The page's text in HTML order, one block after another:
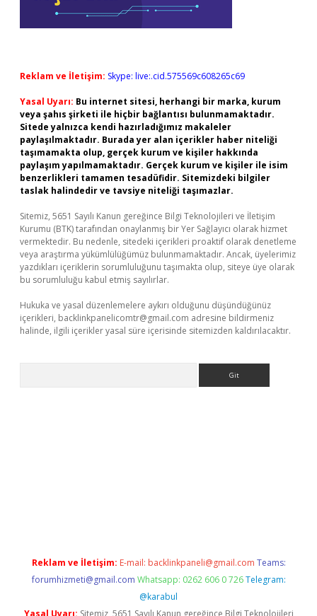
Reklam ve İletişim: Skype: live:.cid.575569c608265c69
Yasal Uyarı: Bu internet sitesi, herhangi bir marka, kurum
veya şahıs şirketi ile hiçbir bağlantısı bulunmamaktadır.
Sitede yalnızca kendi hazırladığımız makaleler
paylaşılmaktadır. Burada yer alan içerikler haber niteliği
taşımamakta olup, gerçek kurum ve kişiler hakkında
paylaşım yapılmamaktadır. Gerçek kurum ve kişiler ile isim
benzerlikleri tamamen tesadüfidir. Sitemizdeki bilgiler
taslak halindedir ve tavsiye niteliği taşımazlar.
Sitemiz, 5651 Sayılı Kanun gereğince Bilgi Teknolojileri ve İletişim
Kurumu (BTK) tarafından onaylanmış bir Yer Sağlayıcı olarak hizmet
vermektedir. Bu nedenle, sitedeki içerikleri proaktif olarak denetleme
veya araştırma yükümlülüğümüz bulunmamaktadır. Ancak, üyelerimiz
yazdıkları içeriklerin sorumluluğunu taşımakta olup, siteye üye olarak
bu sorumluluğu kabul etmiş sayılırlar.
Hukuka ve yasal düzenlemelere aykırı olduğunu düşündüğünüz
içerikleri, backlinkpanelicomtr@gmail.com adresine bildirmeniz
halinde, ilgili içerikler yasal süre içerisinde sitemizden kaldırılacaktır.
Reklam ve İletişim: E-mail: backlinkpaneli@gmail.com Teams:
forumhizmeti@gmail.com Whatsapp: 0262 606 0 726 Telegram:
@karabul
Yasal Uyarı: Sitemiz, 5651 Sayılı Kanun gereğince Bilgi Teknolojileri